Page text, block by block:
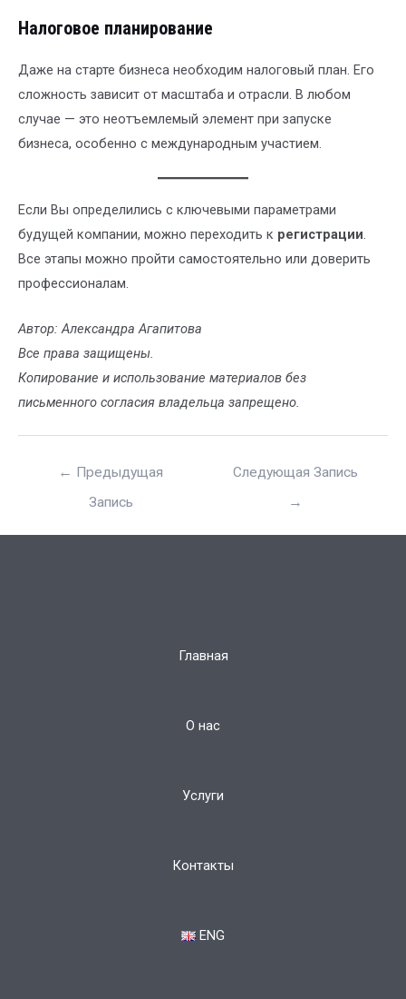
Налоговое планирование
Даже на старте бизнеса необходим налоговый план. Его
сложность зависит от масштаба и отрасли. В любом
случае — это неотъемлемый элемент при запуске
бизнеса, особенно с международным участием.
Если Вы определились с ключевыми параметрами
будущей компании, можно переходить к регистрации.
Все этапы можно пройти самостоятельно или доверить
профессионалам.
Автор: Александра Агапитова
Все права защищены.
Копирование и использование материалов без
письменного согласия владельца запрещено.
← Предыдущая
Запись
Следующая Запись
→
Главная
О нас
Услуги
Контакты
ENG